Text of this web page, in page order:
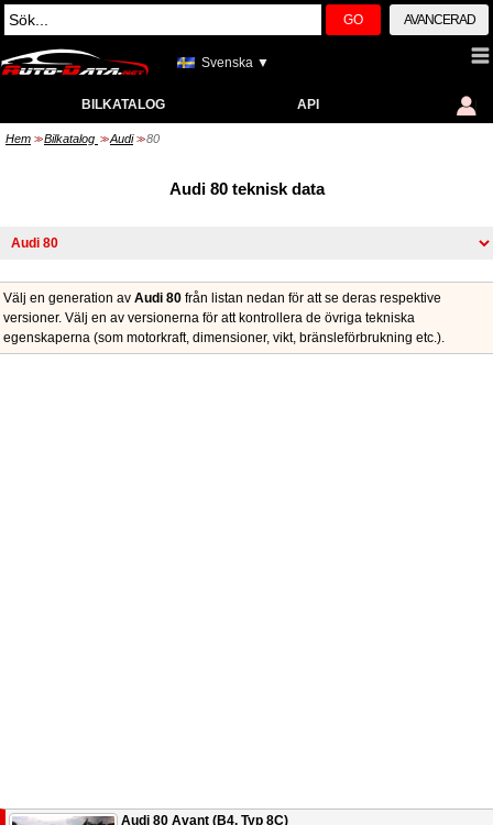
GO AVANCERAD
Svenska ▼
BILKATALOG API
Hem >> Bilkatalog >> Audi >> 80
Audi 80 teknisk data
Välj en generation av Audi 80 från listan nedan för att se deras respektive
versioner. Välj en av versionerna för att kontrollera de övriga tekniska
egenskaperna (som motorkraft, dimensioner, vikt, bränsleförbrukning etc.).
Audi 80 Avant (B4, Typ 8C)